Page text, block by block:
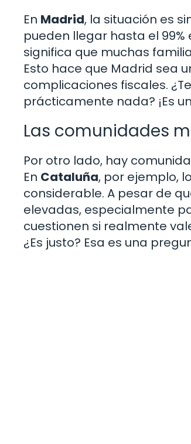
En Madrid, la situación es
pueden llegar hasta el
significa que muchas
Esto hace que Madrid sea
complicaciones fiscales.
prácticamente nada? ¡Es
Las comunidades
Por otro lado, hay
En Cataluña, por ejemplo,
considerable. A pesar de
elevadas, especialmente
cuestionen si realmente
¿Es justo? Esa es una